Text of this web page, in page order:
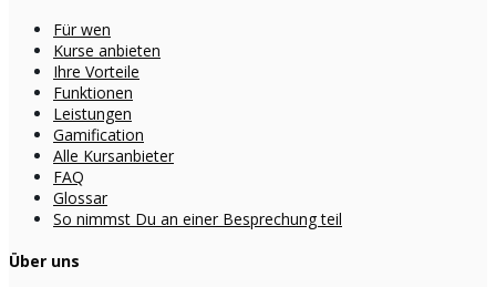
Für wen
Kurse anbieten
Ihre Vorteile
Funktionen
Leistungen
Gamification
Alle Kursanbieter
FAQ
Glossar
So nimmst Du an einer Besprechung teil
Über uns